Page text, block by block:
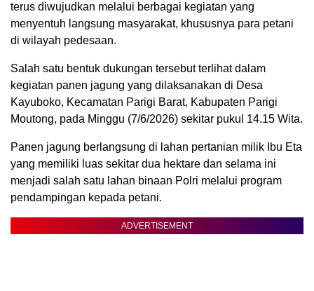
terus diwujudkan melalui berbagai kegiatan yang
menyentuh langsung masyarakat, khususnya para petani
di wilayah pedesaan.
Salah satu bentuk dukungan tersebut terlihat dalam
kegiatan panen jagung yang dilaksanakan di Desa
Kayuboko, Kecamatan Parigi Barat, Kabupaten Parigi
Moutong, pada Minggu (7/6/2026) sekitar pukul 14.15 Wita.
Panen jagung berlangsung di lahan pertanian milik Ibu Eta
yang memiliki luas sekitar dua hektare dan selama ini
menjadi salah satu lahan binaan Polri melalui program
pendampingan kepada petani.
ADVERTISEMENT